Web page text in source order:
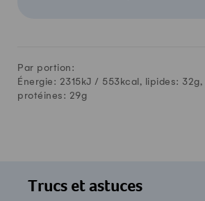
Par portion:
Énergie: 2315kJ / 553 kcal, lipides: 32g,
protéines: 29g
Trucs et astuces